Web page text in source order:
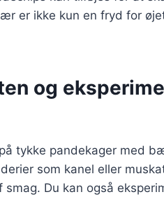
er ikke kun en fryd for
og
tykke pandekager med
som kanel eller
Du kan også